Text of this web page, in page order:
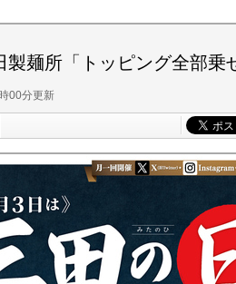
製麺所「トッピング全部
00分更新